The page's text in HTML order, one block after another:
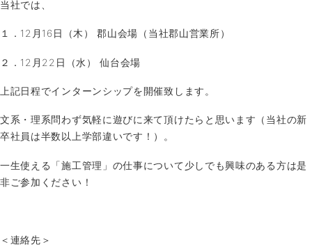
当社では、
１．12月16日（木） 郡山会場（当社郡山営業所）
２．12月22日（水） 仙台会場
上記日程でインターンシップを開催致します。
文系・理系問わず気軽に遊びに来て頂けたらと思います（当社の新
卒社員は半数以上学部違いです！）。
一生使える「施工管理」の仕事について少しでも興味のある方は是
非ご参加ください！
＜連絡先＞